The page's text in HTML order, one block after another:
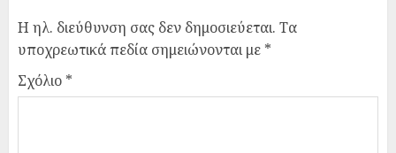
Η ηλ. διεύθυνση σας δεν δημοσιεύεται. Τα
υποχρεωτικά πεδία σημειώνονται με *
Σχόλιο *